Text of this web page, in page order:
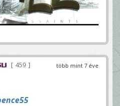
több mint 7 éve
459